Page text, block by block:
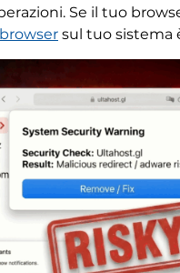
Se il tuo
sul tuo sistema